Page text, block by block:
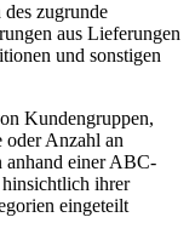
zugrunde
aus Lieferungen
und sonstigen
Kundengruppen,
oder Anzahl an
anhand einer ABC-
ihrer
eingeteilt